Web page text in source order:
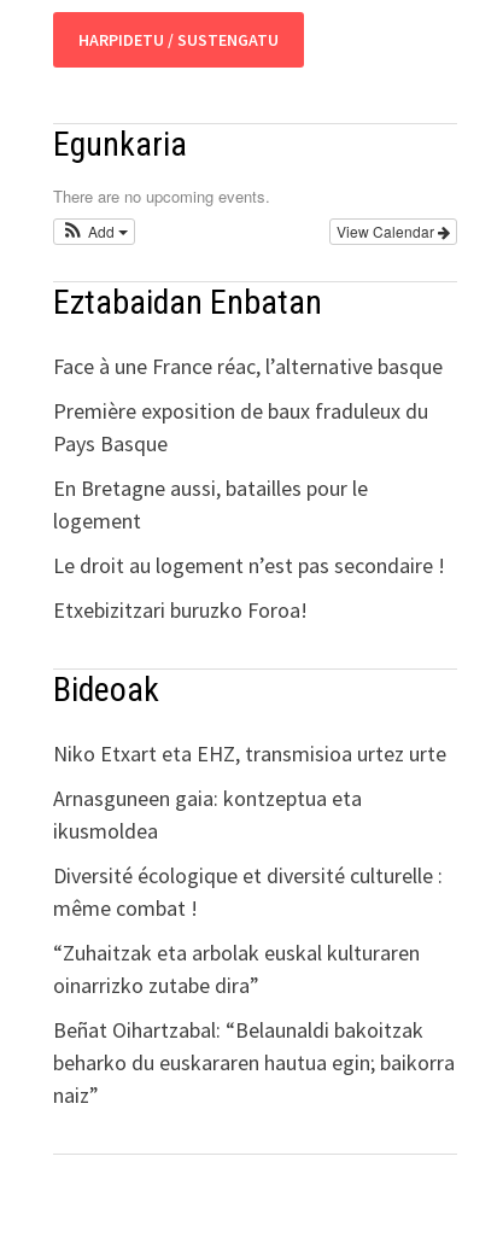
HARPIDETU / SUSTENGATU
Egunkaria
There are no upcoming events.
View Calendar
Add
Eztabaidan Enbatan
Face à une France réac, l’alternative basque
Première exposition de baux fraduleux du
Pays Basque
En Bretagne aussi, batailles pour le
logement
Le droit au logement n’est pas secondaire !
Etxebizitzari buruzko Foroa!
Bideoak
Niko Etxart eta EHZ, transmisioa urtez urte
Arnasguneen gaia: kontzeptua eta
ikusmoldea
Diversité écologique et diversité culturelle :
même combat !
“Zuhaitzak eta arbolak euskal kulturaren
oinarrizko zutabe dira”
Beñat Oihartzabal: “Belaunaldi bakoitzak
beharko du euskararen hautua egin; baikorra
naiz”